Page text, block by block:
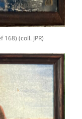
(coll. JPR)